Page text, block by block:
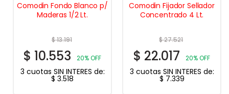
Comodin Fondo Blanco p/
Maderas 1/2 Lt.
$13.191
$ 10.553 20% OFF
3 cuotas SIN INTERES de:
$ 3.518
Comodin Fijador Sellador
Concentrado 4 Lt.
$27.521
$ 22.017 20% OFF
3 cuotas SIN INTERES de:
$ 7.339